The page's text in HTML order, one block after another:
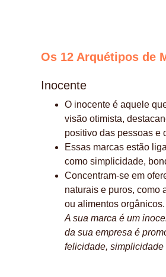
Os 12 Arquétipos de
Inocente
O inocente é aquele
visão otimista,
positivo das pessoas e
Essas marcas estão
como simplicidade,
Concentram-se em
naturais e puros, como
ou alimentos orgânicos.
A sua marca é um
da sua empresa é
felicidade, simplicidade